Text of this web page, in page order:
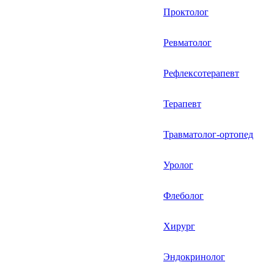
Проктолог
Ревматолог
Рефлексотерапевт
Терапевт
Травматолог-ортопед
Уролог
Флеболог
Хирург
Эндокринолог